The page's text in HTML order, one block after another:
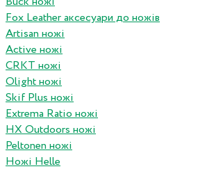
Fox Leather аксесуари до ножів
Artisan ножі
Active ножі
CRKT ножі
Olight ножі
Skif Plus ножі
Extrema Ratio ножі
HX Outdoors ножі
Peltonen ножі
Ножі Helle